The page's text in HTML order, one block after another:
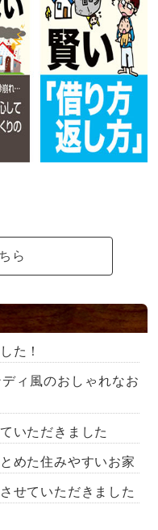
ら
た！
ィ風のおしゃれなお
いただきました
めた住みやすいお家
せていただきました